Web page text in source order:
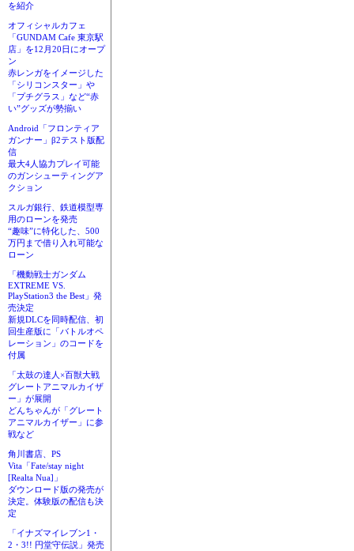
を紹介
オフィシャルカフェ
「GUNDAM Cafe 東京駅
店」を12月20日にオープ
ン
赤レンガをイメージした
「シリコンスター」や
「プチグラス」など“赤
い”グッズが勢揃い
Android「フロンティア
ガンナー」β2テスト版配
信
最大4人協力プレイ可能
のガンシューティングア
クション
スルガ銀行、鉄道模型専
用のローンを発売
“趣味”に特化した、500
万円まで借り入れ可能な
ローン
「機動戦士ガンダム
EXTREME VS.
PlayStation3 the Best」発
売決定
新規DLCを同時配信、初
回生産版に「バトルオペ
レーション」のコードを
付属
「太鼓の達人×百獣大戦
グレートアニマルカイザ
ー」が展開
どんちゃんが「グレート
アニマルカイザー」に参
戦など
角川書店、PS
Vita「Fate/stay night
[Realta Nua]」
ダウンロード版の発売が
決定。体験版の配信も決
定
「イナズマイレブン1・
2・3!! 円堂守伝説」発売